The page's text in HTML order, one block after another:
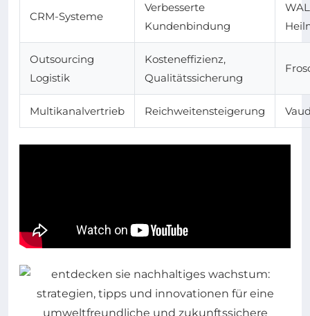
CRM-Systeme
Verbesserte
Kundenbindung
Outsourcing
Logistik
Kosteneffizienz,
Qualitätssicherung
Multikanalvertrieb Reichweitensteigerung